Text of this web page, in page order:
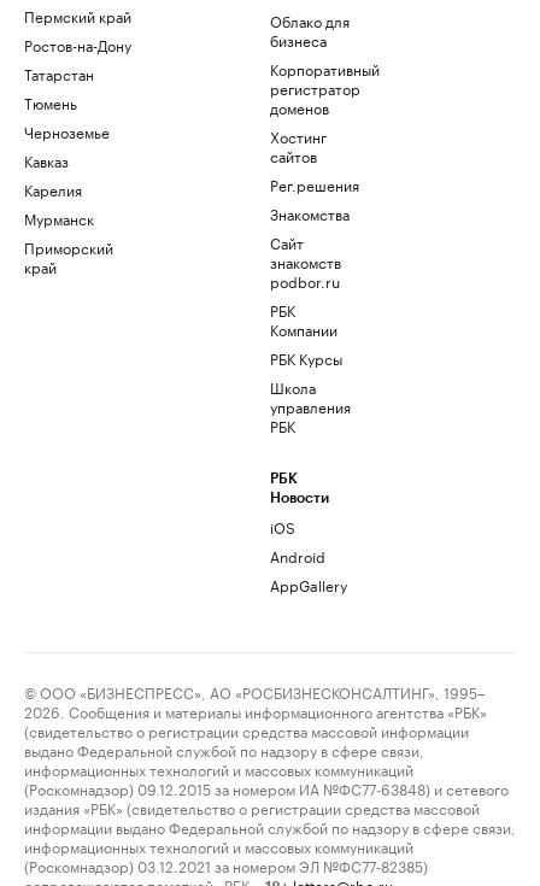
Пермский край
Ростов-на-Дону
Татарстан
Тюмень
Черноземье
Кавказ
Карелия
Мурманск
Приморский
край
Облако для
бизнеса
Корпоративный
регистратор
доменов
Хостинг
сайтов
Рег.решения
Знакомства
Сайт
знакомств
podbor.ru
РБК
Компании
РБК Курсы
Школа
управления
РБК
РБК
Новости
iOS
Android
AppGallery
© ООО «БИЗНЕСПРЕСС», АО «РОСБИЗНЕСКОНСАЛТИНГ», 1995–
2026. Сообщения и материалы информационного агентства «РБК»
(свидетельство о регистрации средства массовой информации
выдано Федеральной службой по надзору в сфере связи,
информационных технологий и массовых коммуникаций
(Роскомнадзор) 09.12.2015 за номером ИА №ФС77-63848) и сетевого
издания «РБК» (свидетельство о регистрации средства массовой
информации выдано Федеральной службой по надзору в сфере связи,
информационных технологий и массовых коммуникаций
(Роскомнадзор) 03.12.2021 за номером ЭЛ №ФС77-82385)